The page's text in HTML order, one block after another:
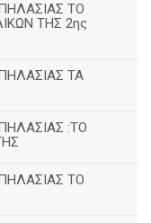
ΤΟ
ΤΗΣ 2ης
ΤΑ
:ΤΟ
ΤΟ